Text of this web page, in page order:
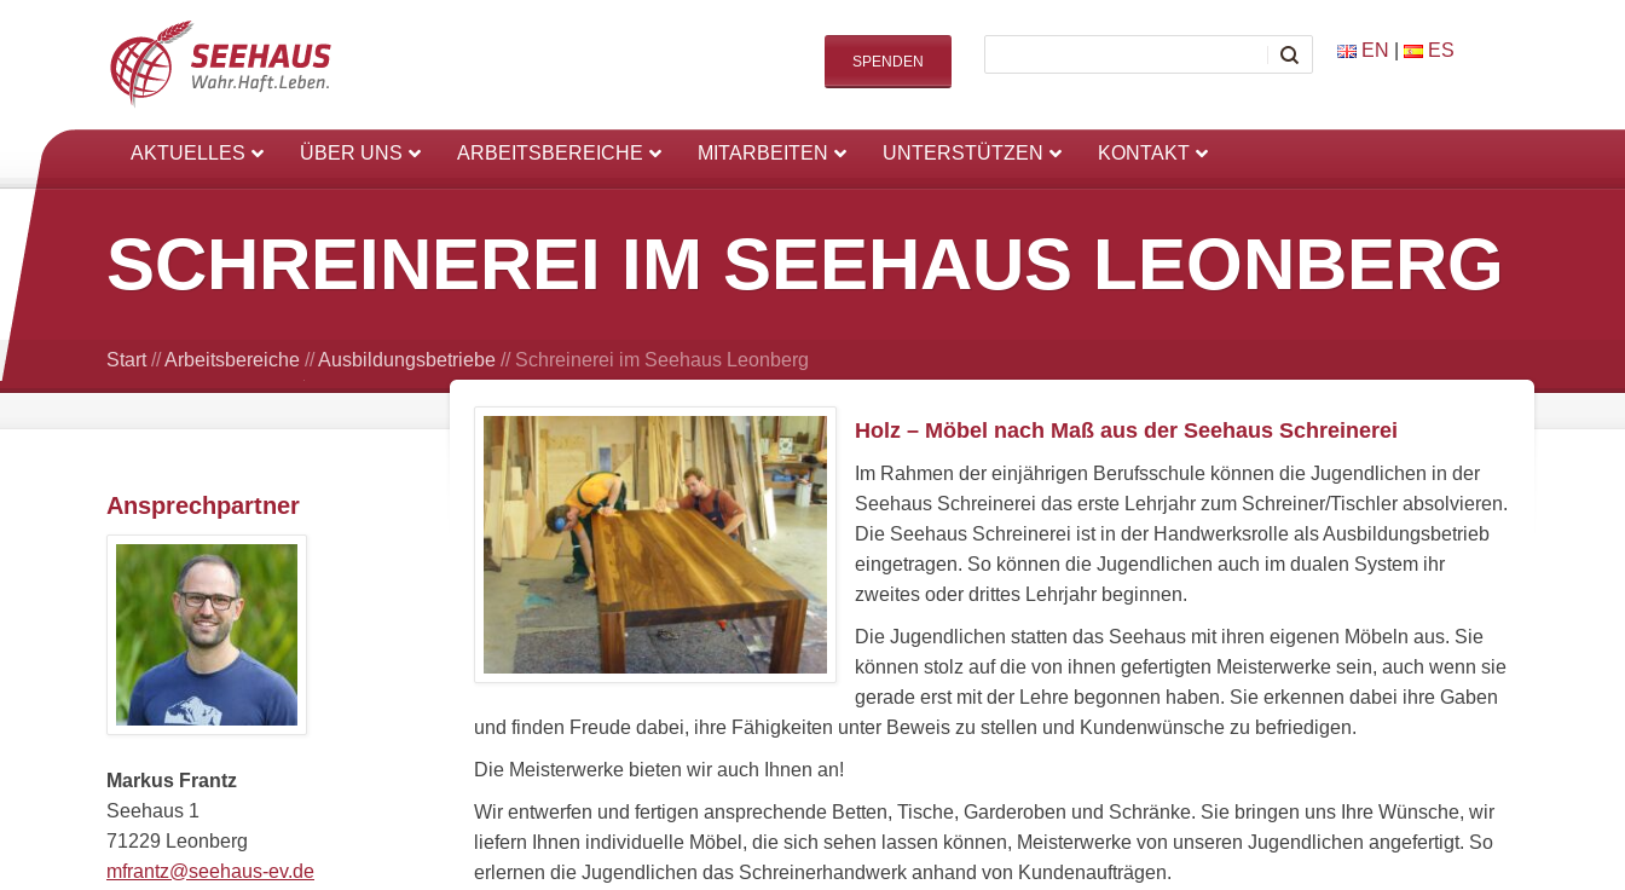
EN ES
SPENDEN
AKTUELLES ÜBER UNS ARBEITSBEREICHE MITARBEITEN UNTERSTÜTZEN KONTAKT
SCHREINEREI IM SEEHAUS LEONBERG
Start//Arbeitsbereiche //Ausbildungsbetriebe // Schreinerei im Seehaus Leonberg
Holz – Möbel nach Maß aus der Seehaus Schreinerei
Im Rahmen der einjährigen Berufsschule können die Jugendlichen in der
Seehaus Schreinerei das erste Lehrjahr zum Schreiner/Tischler absolvieren.
Die Seehaus Schreinerei ist in der Handwerksrolle als Ausbildungsbetrieb
eingetragen. So können die Jugendlichen auch im dualen System ihr
zweites oder drittes Lehrjahr beginnen.
Die Jugendlichen statten das Seehaus mit ihren eigenen Möbeln aus. Sie
können stolz auf die von ihnen gefertigten Meisterwerke sein, auch wenn sie
gerade erst mit der Lehre begonnen haben. Sie erkennen dabei ihre Gaben
und finden Freude dabei, ihre Fähigkeiten unter Beweis zu stellen und Kundenwünsche zu befriedigen.
Die Meisterwerke bieten wir auch Ihnen an!
Wir entwerfen und fertigen ansprechende Betten, Tische, Garderoben und Schränke. Sie bringen uns Ihre Wünsche, wir
liefern Ihnen individuelle Möbel, die sich sehen lassen können, Meisterwerke von unseren Jugendlichen angefertigt. So
erlernen die Jugendlichen das Schreinerhandwerk anhand von Kundenaufträgen.
Ansprechpartner
Markus Frantz
Seehaus 1
71229 Leonberg
mfrantz@seehaus-ev.de